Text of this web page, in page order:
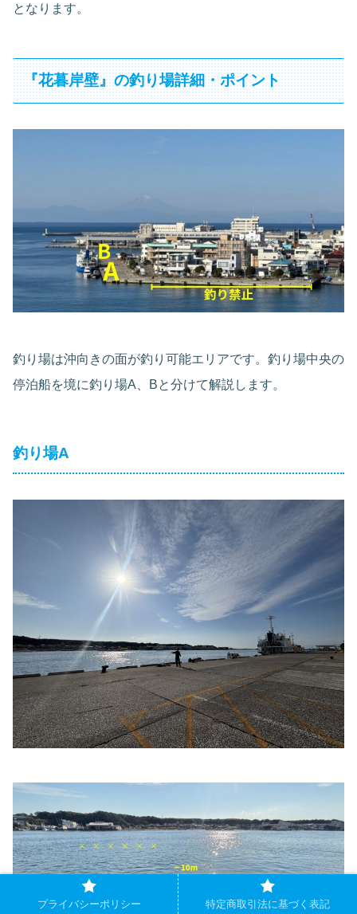
となります。
『花暮岸壁』の釣り場詳細・ポイント
釣り場は沖向きの面が釣り可能エリアです。釣り場中央の
停泊船を境に釣り場A、Bと分けて解説します。
釣り場A
プライバシーポリシー 特定商取引法に基づく表記